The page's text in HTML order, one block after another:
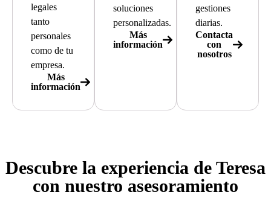
legales
tanto
personales
como de tu
empresa.
Más
información
soluciones
personalizadas.
Más
información
gestiones
diarias.
Contacta
con
nosotros
Descubre la experiencia de Teresa
con nuestro asesoramiento